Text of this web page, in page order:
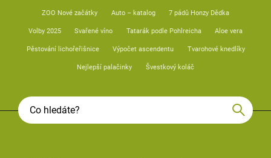
ZOO Nové začátky Auto – katalog 7 pádů Honzy Dědka
Volby 2025 Svařené víno Tatarák podle Pohlreicha Aloe vera
Pěstování lichořeřišnice Výpočet ascendentu Tvarohové knedlíky
Nejlepší palačinky Švestkový koláč